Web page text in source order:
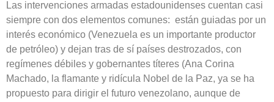
Las intervenciones armadas estadounidenses cuentan casi
siempre con dos elementos comunes: están guiadas por un
interés económico (Venezuela es un importante productor
de petróleo) y dejan tras de sí países destrozados, con
regímenes débiles y gobernantes títeres (Ana Corina
Machado, la flamante y ridícula Nobel de la Paz, ya se ha
propuesto para dirigir el futuro venezolano, aunque de